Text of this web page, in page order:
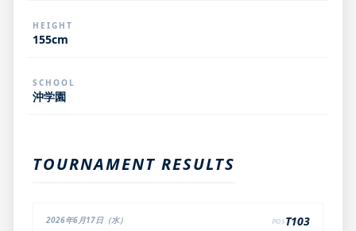
HEIGHT
155cm
SCHOOL
沖学園
TOURNAMENT RESULTS
2026年6月17日（水） POST103